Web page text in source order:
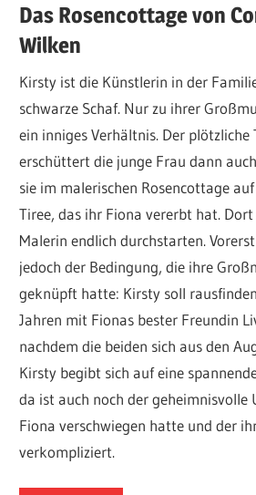
Das Rosencottage von
Wilken
Kirsty ist die Künstlerin in der
schwarze Schaf. Nur zu ihrer
ein inniges Verhältnis. Der plötzliche
erschüttert die junge Frau dann
sie im malerischen Rosencottage
Tiree, das ihr Fiona vererbt hat.
Malerin endlich durchstarten.
jedoch der Bedingung, die ihre
geknüpft hatte: Kirsty soll
Jahren mit Fionas bester Freundin
nachdem die beiden sich aus den
Kirsty begibt sich auf eine
da ist auch noch der geheimnisvolle
Fiona verschwiegen hatte und der
verkompliziert.